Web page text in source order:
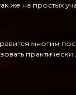
же на простых
многим